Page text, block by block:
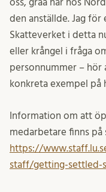
oss, gråa hår hos
den anställde. Jag
Skatteverket i detta
eller krångel i fråga
personnummer – hör
konkreta exempel på
Information om att
medarbetare finns på
https://
staff/getting-settled-